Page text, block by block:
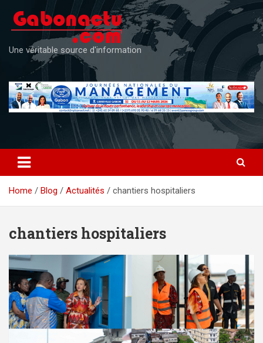
content
Une véritable source d'information
Home Blog Actualités chantiers hospitaliers
chantiers hospitaliers